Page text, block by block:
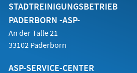
STADTREINIGUNGSBETRIEB
PADERBORN -ASP-
An der Talle 21
33102 Paderborn
ASP-SERVICE-CENTER